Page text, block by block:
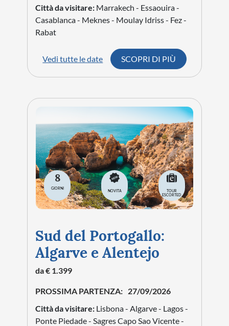
Città da visitare: Marrakech - Essaouira -
Casablanca - Meknes - Moulay Idriss - Fez -
Rabat
Vedi tutte le date SCOPRI DI PIÙ
8
GIORNI
NOVITA
TOUR
ESCORTED
Sud del Portogallo:
Algarve e Alentejo
da € 1.399
PROSSIMA PARTENZA: 27/09/2026
Città da visitare: Lisbona - Algarve - Lagos -
Ponte Piedade - Sagres Capo Sao Vicente -